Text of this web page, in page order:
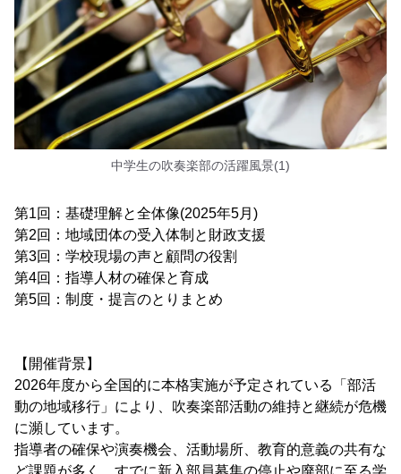
中学生の吹奏楽部の活躍風景(1)
第1回：基礎理解と全体像(2025年5月)
第2回：地域団体の受入体制と財政支援
第3回：学校現場の声と顧問の役割
第4回：指導人材の確保と育成
第5回：制度・提言のとりまとめ
【開催背景】
2026年度から全国的に本格実施が予定されている「部活
動の地域移行」により、吹奏楽部活動の維持と継続が危機
に瀕しています。
指導者の確保や演奏機会、活動場所、教育的意義の共有な